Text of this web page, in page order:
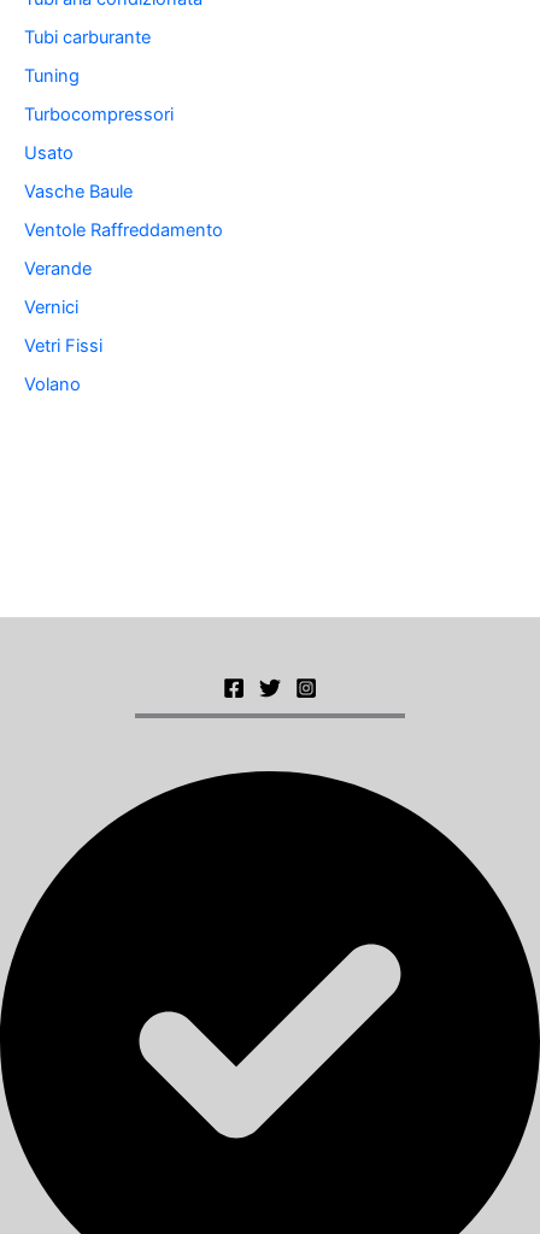
Tubi carburante
Tuning
Turbocompressori
Usato
Vasche Baule
Ventole Raffreddamento
Verande
Vernici
Vetri Fissi
Volano